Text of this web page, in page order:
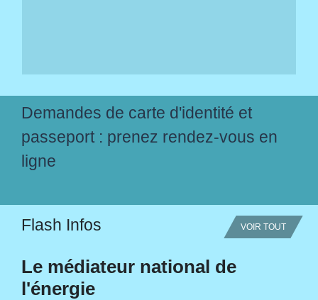
Demandes de carte d'identité et
passeport : prenez rendez-vous en
ligne
Flash Infos VOIR TOUT
Le médiateur national de
l'énergie